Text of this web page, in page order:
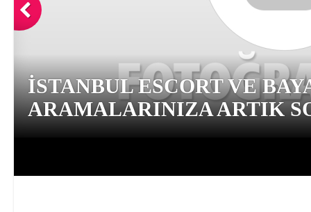
İSTANBUL ESCORT VE
ARAMALARINIZA ARTIK